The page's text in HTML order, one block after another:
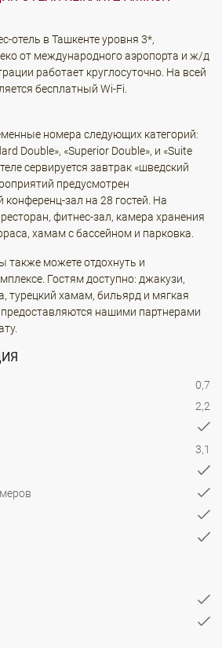
отель в Ташкенте уровня 3*,
от международного аэропорта и ж/д
работает круглосуточно. На всей
бесплатный Wi-Fi.
номера следующих категорий:
Double», «Superior Double», и «Suite
сервируется завтрак «шведский
предусмотрен
зал на 28 гостей. На
фитнес-зал, камера хранения
хамам с бассейном и парковка.
также можете отдохнуть и
Гостям доступно: джакузи,
турецкий хамам, бильярд и мягкая
предоставляются нашими партнерами
0,7
2,2
3,1